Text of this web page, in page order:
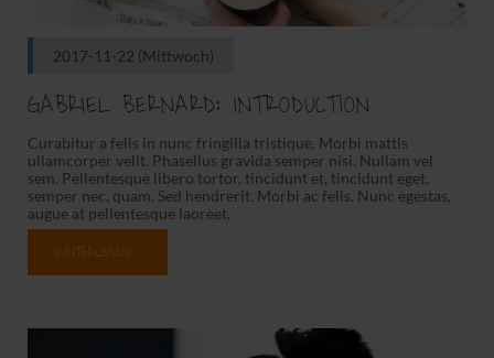
2017-11-22 (Mittwoch)
GABRIEL BERNARD: INTRODUCTION
Curabitur a felis in nunc fringilla tristique. Morbi mattis
ullamcorper velit. Phasellus gravida semper nisi. Nullam vel
sem. Pellentesque libero tortor, tincidunt et, tincidunt eget,
semper nec, quam. Sed hendrerit. Morbi ac felis. Nunc egestas,
augue at pellentesque laoreet.
WEITERLESEN …